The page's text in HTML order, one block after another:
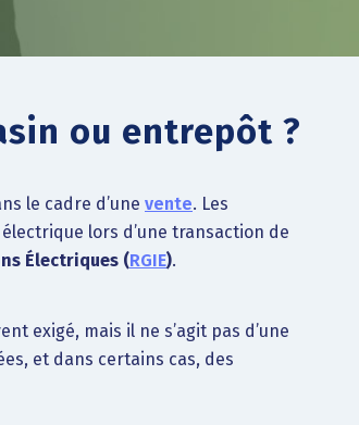
ou entrepôt ?
le cadre d’une vente. Les
lors d’une transaction de
Électriques (RGIE).
exigé, mais il ne s’agit pas d’une
et dans certains cas, des